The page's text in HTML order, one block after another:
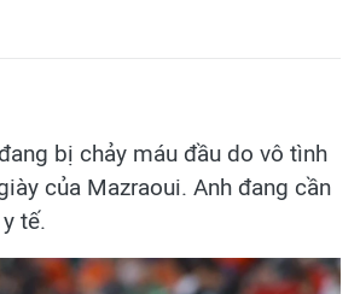
bị chảy máu đầu do vô tình
của Mazraoui. Anh đang cần
tế.